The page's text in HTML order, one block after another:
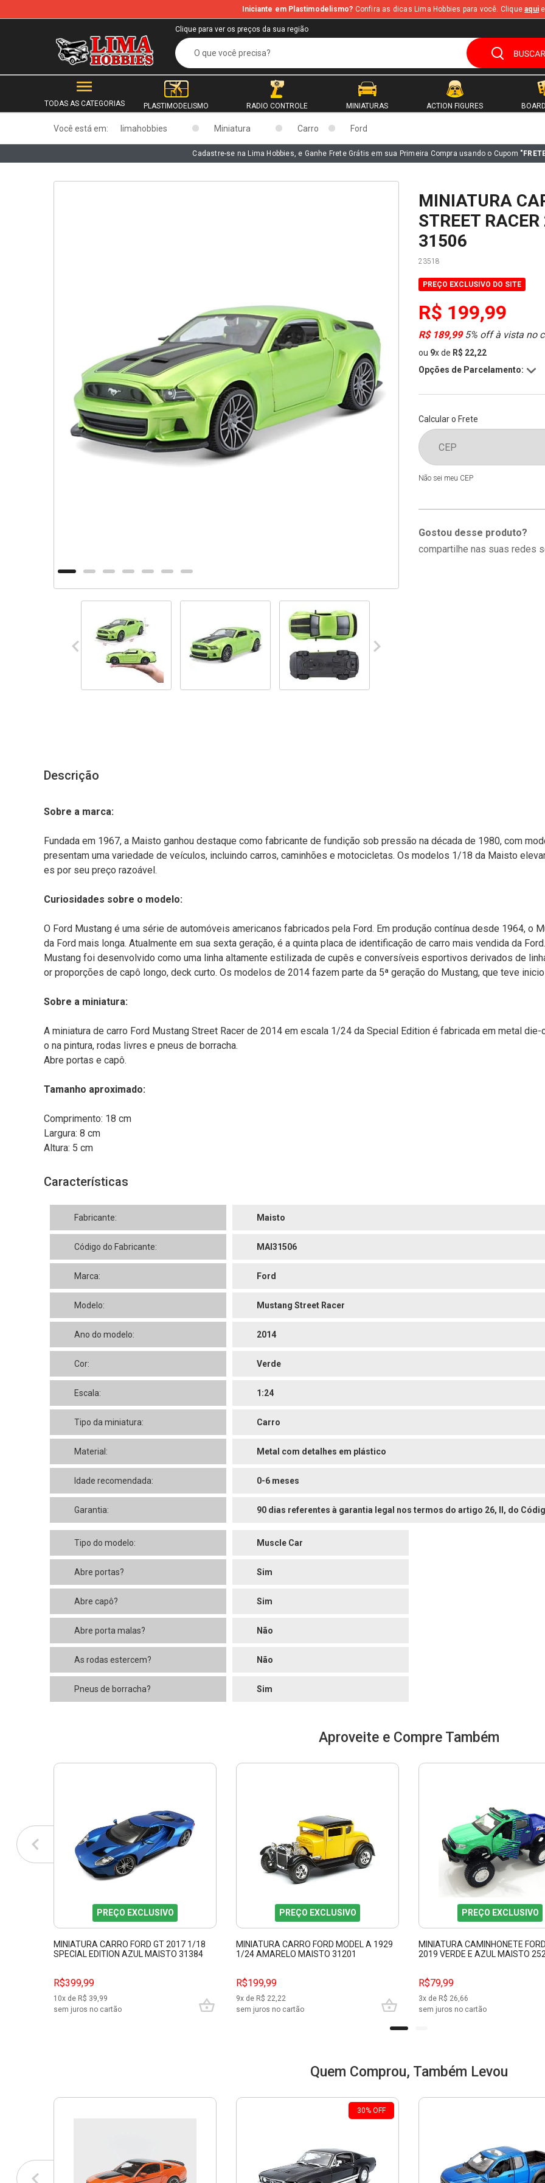
b
Iniciante em Plastimodelismo? Confira as dicas Lima Hobbies para você. Cliqueaqui
Clique para ver os preços da sua região
TODAS AS CATEGORIAS PLASTIMODELISMO RADIO CONTROLE MINIATURAS ACTION FIGURES
Você está em: limahobbies Miniatura Carro Ford
Cadastre-se na Lima Hobbies, e Ganhe Frete Grátis em sua Primeira Compra usando o Cupom
MINIATURA
STREET
31506
23518
PREÇO EXCLUSIVO DO SITE
R$ 199,99
R$ 189,995% off à vista no
ou 9xde R$ 22,22
Opções de Parcelamento:
Calcular o Frete
Não sei meu CEP
Gostou desse produto?
compartilhe nas suas redes
Descrição
Sobre a marca:
Fundada em 1967, a Maisto ganhou destaque como fabricante de fundição sob pressão na década de 1980, com
presentam uma variedade de veículos, incluindo carros, caminhões e motocicletas. Os modelos 1/18 da Maisto
es por seu preço razoável.
Curiosidades sobre o modelo:
O Ford Mustang é uma série de automóveis americanos fabricados pela Ford. Em produção contínua desde 1964, o
da Ford mais longa. Atualmente em sua sexta geração, é a quinta placa de identificação de carro mais vendida da
Mustang foi desenvolvido como uma linha altamente estilizada de cupês e conversíveis esportivos derivados de
or proporções de capô longo, deck curto. Os modelos de 2014 fazem parte da 5ª geração do Mustang, que teve
Sobre a miniatura:
A miniatura de carro Ford Mustang Street Racer de 2014 em escala 1/24 da Special Edition é fabricada em metal
o na pintura, rodas livres e pneus de borracha.
Abre portas e capô.
Tamanho aproximado:
Comprimento: 18 cm
Largura: 8 cm
Altura: 5 cm
Características
Fabricante: Maisto
Código do Fabricante: MAI31506
Marca: Ford
Modelo: Mustang Street Racer
Ano do modelo: 2014
Cor: Verde
Escala: 1:24
Tipo da miniatura: Carro
Material: Metal com detalhes em plástico
Idade recomendada: 0-6 meses
Garantia: 90 dias referentes à garantia legal nos termos do artigo 26, II, do
Tipo do modelo: Muscle Car
Abre portas? Sim
Abre capô? Sim
Abre porta malas? Não
As rodas estercem? Não
Pneus de borracha? Sim
Aproveite e Compre Também
PREÇO EXCLUSIVO
MINIATURA CARRO FORD GT 2017 1/18
SPECIAL EDITION AZUL MAISTO 31384
R$399,99
10x de R$ 39,99
sem juros no cartão
PREÇO EXCLUSIVO
MINIATURA CARRO FORD MODEL A 1929
1/24 AMARELO MAISTO 31201
R$199,99
9x de R$ 22,22
sem juros no cartão
PREÇO EXCLUSIVO
MINIATURA CAMINHONETE
2019 VERDE E AZUL MAISTO
R$79,99
3x de R$ 26,66
sem juros no cartão
Quem Comprou, Também Levou
30% OFF